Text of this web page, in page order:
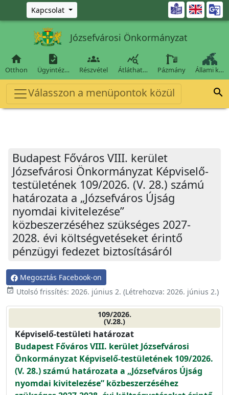
Ugrás a fő tartalomra
Kapcsolat 
Józsefvárosi Önkormányzat

Otthon

Ügyintéz…

Részvétel

Átláthat… Pázmány Állami k…
Válasszon a menüpontok közül 
Budapest Főváros VIII. kerület
Józsefvárosi Önkormányzat Képviselő-
testületének 109/2026. (V. 28.) számú
határozata a „Józsefváros Újság
nyomdai kivitelezése”
közbeszerzéséhez szükséges 2027-
2028. évi költségvetéseket érintő
pénzügyi fedezet biztosításáról
Megosztás Facebook-on
event_available Utolsó frissítés: 2026. június 2. (Létrehozva: 2026. június 2.)
109/2026.
(V.28.)
Képviselő-testületi határozat
Budapest Főváros VIII. kerület Józsefvárosi
Önkormányzat Képviselő-testületének 109/2026.
(V. 28.) számú határozata a „Józsefváros Újság
nyomdai kivitelezése” közbeszerzéséhez